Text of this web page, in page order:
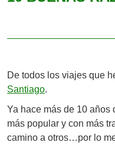
De todos los viajes que
Santiago.
Ya hace más de 10 años
más popular y con más
camino a otros…por lo